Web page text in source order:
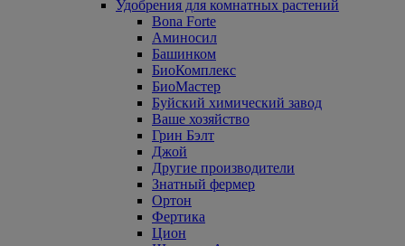
Удобрения для комнатных растений
Bona Forte
Аминосил
Башинком
БиоКомплекс
БиоМастер
Буйский химический завод
Ваше хозяйство
Грин Бэлт
Джой
Другие производители
Знатный фермер
Ортон
Фертика
Цион